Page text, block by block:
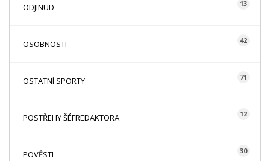
ODJINUD 13
OSOBNOSTI 42
OSTATNÍ SPORTY 71
POSTŘEHY ŠÉFREDAKTORA 12
POVĚSTI 30